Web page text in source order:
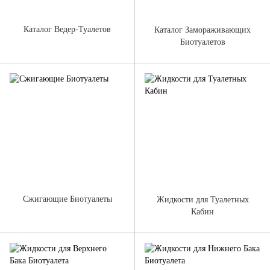
Каталог Ведер-Туалетов
Каталог Замораживающих
Биотуалетов
Сжигающие Биотуалеты
Жидкости для Туалетных
Кабин